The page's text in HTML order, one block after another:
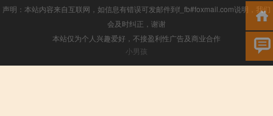
声明：本站内容来自互联网，如信息有错误可发邮件到f_fb#foxmail.com说明，我们
会及时纠正，谢谢
本站仅为个人兴趣爱好，不接盈利性广告及商业合作
小男孩